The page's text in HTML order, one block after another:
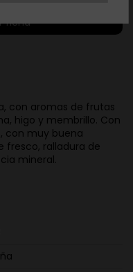
ficha
con aromas de frutas
higo y membrillo. Con
con muy buena
fresco, ralladura de
mineral.